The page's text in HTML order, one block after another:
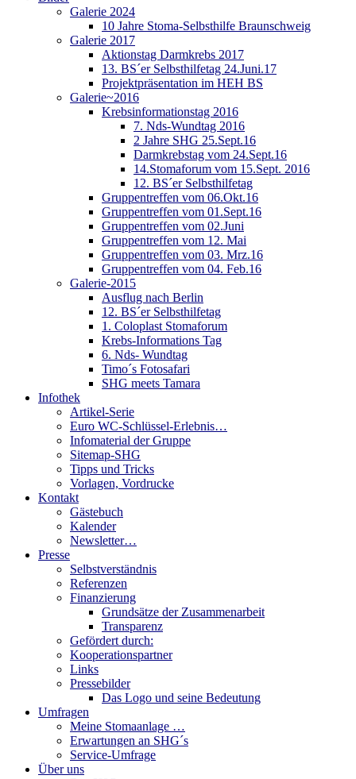
Galerie 2024
10 Jahre Stoma-Selbsthilfe Braunschweig
Galerie 2017
Aktionstag Darmkrebs 2017
13. BS´er Selbsthilfetag 24.Juni.17
Projektpräsentation im HEH BS
Galerie~2016
Krebsinformationstag 2016
7. Nds-Wundtag 2016
2 Jahre SHG 25.Sept.16
Darmkrebstag vom 24.Sept.16
14.Stomaforum vom 15.Sept. 2016
12. BS´er Selbsthilfetag
Gruppentreffen vom 06.Okt.16
Gruppentreffen vom 01.Sept.16
Gruppentreffen vom 02.Juni
Gruppentreffen vom 12. Mai
Gruppentreffen vom 03. Mrz.16
Gruppentreffen vom 04. Feb.16
Galerie-2015
Ausflug nach Berlin
12. BS´er Selbsthilfetag
1. Coloplast Stomaforum
Krebs-Informations Tag
6. Nds- Wundtag
Timo´s Fotosafari
SHG meets Tamara
Infothek
Artikel-Serie
Euro WC-Schlüssel-Erlebnis…
Infomaterial der Gruppe
Sitemap-SHG
Tipps und Tricks
Vorlagen, Vordrucke
Kontakt
Gästebuch
Kalender
Newsletter…
Presse
Selbstverständnis
Referenzen
Finanzierung
Grundsätze der Zusammenarbeit
Transparenz
Gefördert durch:
Kooperationspartner
Links
Pressebilder
Das Logo und seine Bedeutung
Umfragen
Meine Stomaanlage …
Erwartungen an SHG´s
Service-Umfrage
Über uns